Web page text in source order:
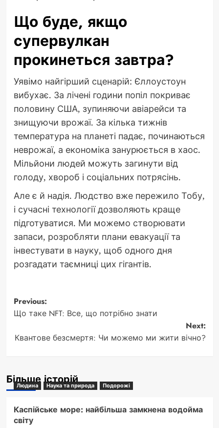
Що буде, якщо
супервулкан
прокинеться завтра?
Уявімо найгірший сценарій: Єллоустоун
вибухає. За лічені години попіл покриває
половину США, зупиняючи авіарейси та
знищуючи врожаї. За кілька тижнів
температура на планеті падає, починаються
неврожаї, а економіка занурюється в хаос.
Мільйони людей можуть загинути від
голоду, хвороб і соціальних потрясінь.
Але є й надія. Людство вже пережило Тобу,
і сучасні технології дозволяють краще
підготуватися. Ми можемо створювати
запаси, розробляти плани евакуації та
інвестувати в науку, щоб одного дня
розгадати таємниці цих гігантів.
Post
navigation
Previous:
Що таке NFT: Все, що потрібно знати
Next:
Квантове безсмертя: Чи можемо ми жити вічно?
Більше історій
Людина Наука та природа Подорожі
Каспійське море: найбільша замкнена водойма
світу